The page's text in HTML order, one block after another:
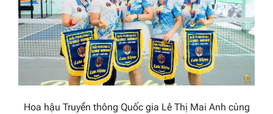
Hoa hậu Truyền thông Quốc gia Lê Thị Mai Anh cùng